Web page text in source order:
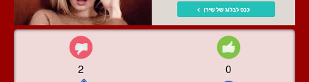
2 0